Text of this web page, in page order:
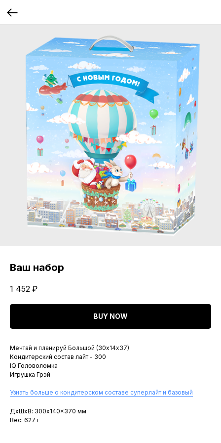
Ваш набор
1 452 ₽
BUY NOW
Мечтай и планируй Большой (30х14х37)
Кондитерский состав лайт - 300
IQ Головоломка
Игрушка Грэй
Узнать больше о кондитерском составе суперлайт и базовый
ДxШxВ: 300x140x370 мм
Вес: 627 г